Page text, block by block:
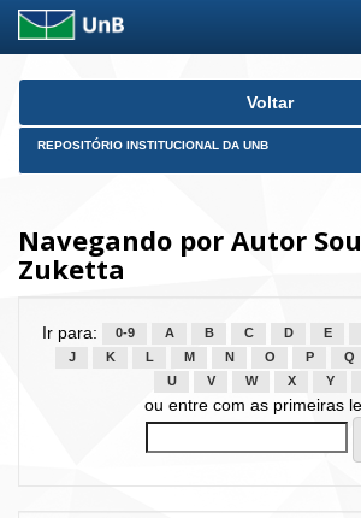
Skip
Voltar
REPOSITÓRIO INSTITUCIONAL DA UNB
Navegando por Autor
Zuketta
Ir para: 0-9 A B C D E
J
K L M N O P Q
U
V W X Y
ou entre com as primeiras